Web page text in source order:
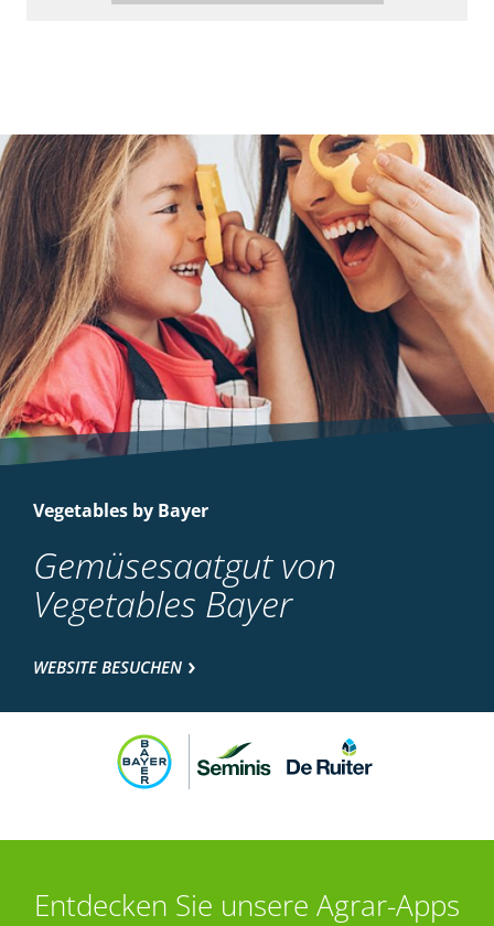
Vegetables by Bayer
Gemüsesaatgut von
Vegetables Bayer
WEBSITE BESUCHEN
Entdecken Sie unsere Agrar-Apps